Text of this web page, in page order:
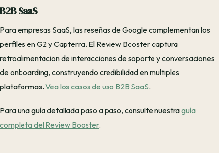
B2B SaaS
Para empresas SaaS, las reseñas de Google complementan los
perfiles en G2 y Capterra. El Review Booster captura
retroalimentacion de interacciones de soporte y conversaciones
de onboarding, construyendo credibilidad en multiples
plataformas. Vea los casos de uso B2B SaaS.
Para una guía detallada paso a paso, consulte nuestraguía
completa del Review Booster.